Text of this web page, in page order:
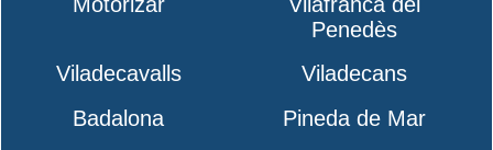
Penedès
Viladecavalls
Viladecans
Badalona
Pineda de Mar